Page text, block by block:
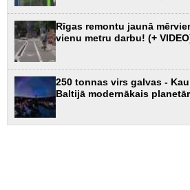
Rīgas remontu jaunā
vienu metru darbu! (+
250 tonnas virs galvas -
Baltijā modernākais